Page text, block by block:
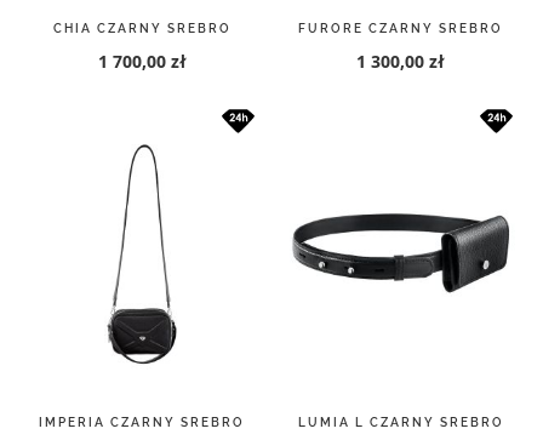
CHIA CZARNY SREBRO
1 700,00 zł
FURORE CZARNY SREBRO
1 300,00 zł
IMPERIA CZARNY SREBRO LUMIA L CZARNY SREBRO